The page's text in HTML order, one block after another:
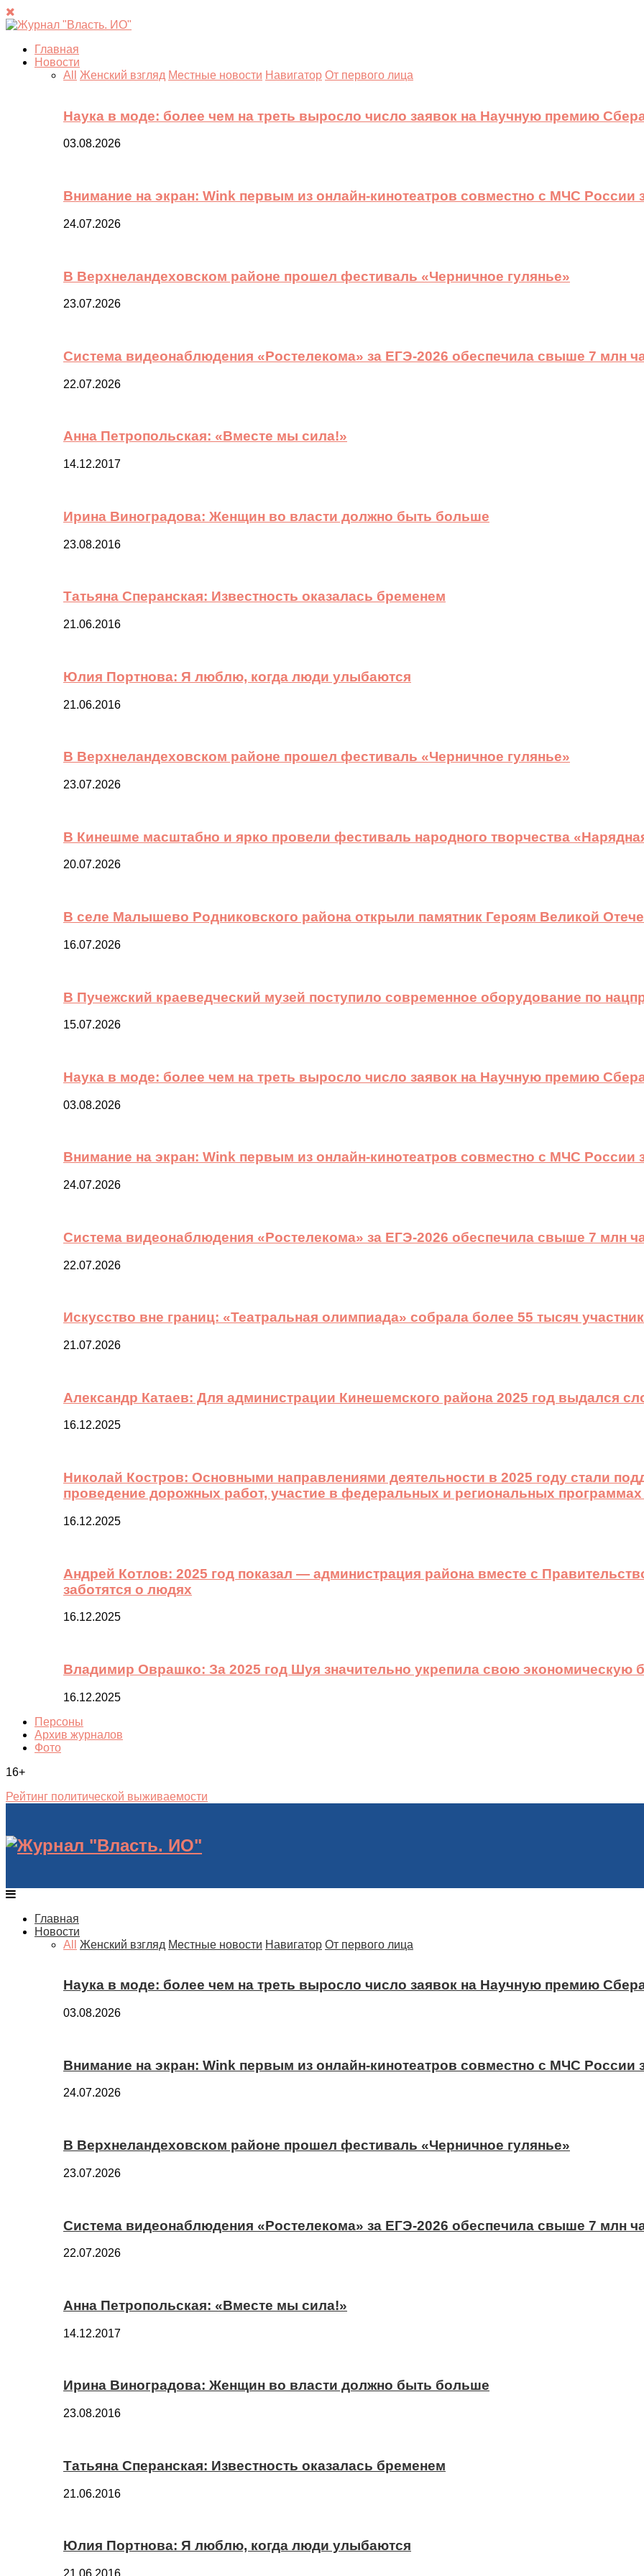
Главная
Новости
All
Женский взгляд Местные новости Навигатор От первого лица
Наука в моде: более чем на треть выросло число заявок на Научную премию
03.08.2026
Внимание на экран: Wink первым из онлайн-кинотеатров совместно с МЧС России
24.07.2026
В Верхнеландеховском районе прошел фестиваль «Черничное гулянье»
23.07.2026
Система видеонаблюдения «Ростелекома» за ЕГЭ-2026 обеспечила свыше 7 млн
22.07.2026
Анна Петропольская: «Вместе мы сила!»
14.12.2017
Ирина Виноградова: Женщин во власти должно быть больше
23.08.2016
Татьяна Сперанская: Известность оказалась бременем
21.06.2016
Юлия Портнова: Я люблю, когда люди улыбаются
21.06.2016
В Верхнеландеховском районе прошел фестиваль «Черничное гулянье»
23.07.2026
В Кинешме масштабно и ярко провели фестиваль народного творчества
20.07.2026
В селе Малышево Родниковского района открыли памятник Героям Великой
16.07.2026
В Пучежский краеведческий музей поступило современное оборудование по
15.07.2026
Наука в моде: более чем на треть выросло число заявок на Научную премию
03.08.2026
Внимание на экран: Wink первым из онлайн-кинотеатров совместно с МЧС России
24.07.2026
Система видеонаблюдения «Ростелекома» за ЕГЭ-2026 обеспечила свыше 7 млн
22.07.2026
Искусство вне границ: «Театральная олимпиада» собрала более 55 тысяч
21.07.2026
Александр Катаев: Для администрации Кинешемского района 2025 год выдался
16.12.2025
Николай Костров: Основными направлениями деятельности в 2025 году стали
проведение дорожных работ, участие в федеральных и региональных программах
16.12.2025
Андрей Котлов: 2025 год показал — администрация района вместе с
заботятся о людях
16.12.2025
Владимир Оврашко: За 2025 год Шуя значительно укрепила свою экономическую
16.12.2025
Персоны
Архив журналов
Фото
16+
Рейтинг политической выживаемости
Главная
Новости
All
Женский взгляд Местные новости Навигатор От первого лица
Наука в моде: более чем на треть выросло число заявок на Научную премию
03.08.2026
Внимание на экран: Wink первым из онлайн-кинотеатров совместно с МЧС России
24.07.2026
В Верхнеландеховском районе прошел фестиваль «Черничное гулянье»
23.07.2026
Система видеонаблюдения «Ростелекома» за ЕГЭ-2026 обеспечила свыше 7 млн
22.07.2026
Анна Петропольская: «Вместе мы сила!»
14.12.2017
Ирина Виноградова: Женщин во власти должно быть больше
23.08.2016
Татьяна Сперанская: Известность оказалась бременем
21.06.2016
Юлия Портнова: Я люблю, когда люди улыбаются
21.06.2016